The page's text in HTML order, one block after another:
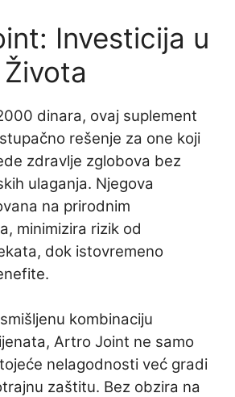
Investicija u
dinara, ovaj suplement
rešenje za one koji
zdravlje zglobova bez
ulaganja. Njegova
na prirodnim
minimizira rizik od
dok istovremeno
kombinaciju
Artro Joint ne samo
nelagodnosti već gradi
zaštitu. Bez obzira na